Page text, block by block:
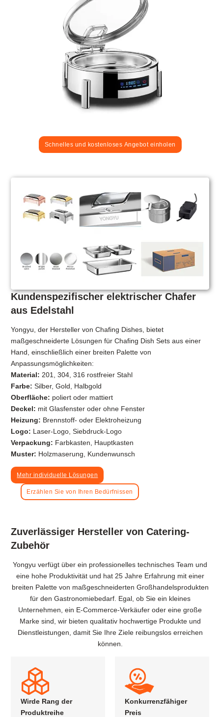
Schnelles und kostenloses Angebot einholen
Kundenspezifischer elektrischer Chafer
aus Edelstahl
Yongyu, der Hersteller von Chafing Dishes, bietet
maßgeschneiderte Lösungen für Chafing Dish Sets aus einer
Hand, einschließlich einer breiten Palette von
Anpassungsmöglichkeiten:
Material: 201, 304, 316 rostfreier Stahl
Farbe: Silber, Gold, Halbgold
Oberfläche: poliert oder mattiert
Deckel: mit Glasfenster oder ohne Fenster
Heizung: Brennstoff- oder Elektroheizung
Logo: Laser-Logo, Siebdruck-Logo
Verpackung: Farbkasten, Hauptkasten
Muster: Holzmaserung, Kundenwunsch
Mehr individuelle Lösungen
Erzählen Sie von Ihren Bedürfnissen
Zuverlässiger Hersteller von Catering-
Zubehör
Yongyu verfügt über ein professionelles technisches Team und
eine hohe Produktivität und hat 25 Jahre Erfahrung mit einer
breiten Palette von maßgeschneiderten Großhandelsprodukten
für den Gastronomiebedarf. Egal, ob Sie ein kleines
Unternehmen, ein E-Commerce-Verkäufer oder eine große
Marke sind, wir bieten qualitativ hochwertige Produkte und
Dienstleistungen, damit Sie Ihre Ziele reibungslos erreichen
können.
Wirde Rang der
Produktreihe
Konkurrenzfähiger
Preis